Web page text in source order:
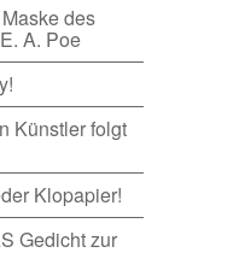
des
A. Poe
Künstler folgt
Klopapier!
Gedicht zur